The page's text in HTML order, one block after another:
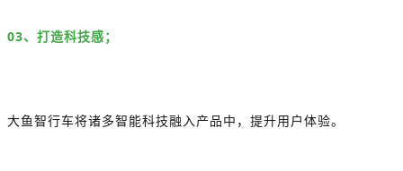
03、打造科技感；
大鱼智行车将诸多智能科技融入产品中，提升用户体验。